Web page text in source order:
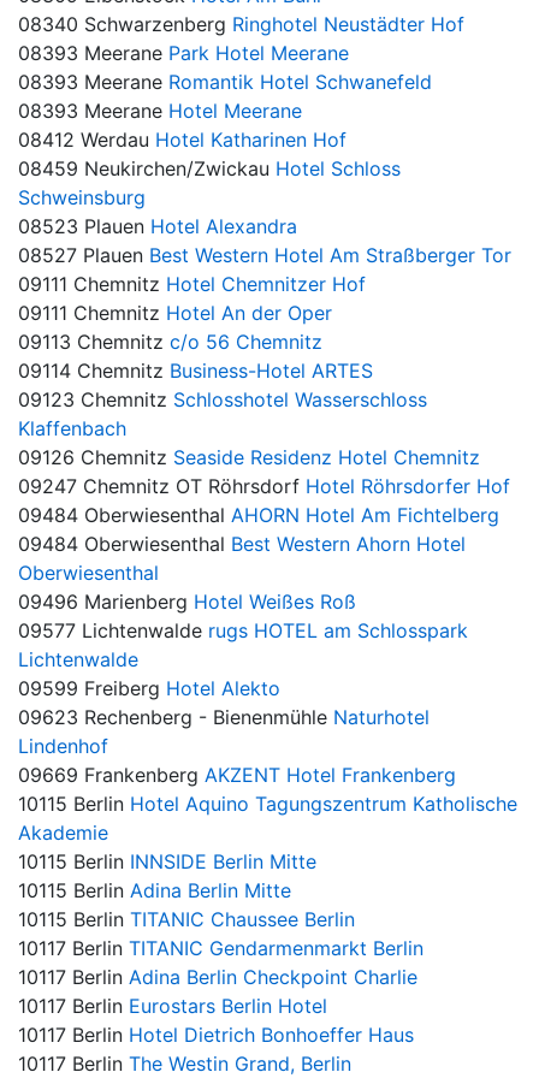
08340 Schwarzenberg Ringhotel Neustädter Hof
08393 Meerane Park Hotel Meerane
08393 Meerane Romantik Hotel Schwanefeld
08393 Meerane Hotel Meerane
08412 Werdau Hotel Katharinen Hof
08459 Neukirchen/Zwickau Hotel Schloss
Schweinsburg
08523 Plauen Hotel Alexandra
08527 Plauen Best Western Hotel Am Straßberger Tor
09111 Chemnitz Hotel Chemnitzer Hof
09111 Chemnitz Hotel An der Oper
09113 Chemnitz c/o 56 Chemnitz
09114 Chemnitz Business-Hotel ARTES
09123 Chemnitz Schlosshotel Wasserschloss
Klaffenbach
09126 Chemnitz Seaside Residenz Hotel Chemnitz
09247 Chemnitz OT Röhrsdorf Hotel Röhrsdorfer Hof
09484 Oberwiesenthal AHORN Hotel Am Fichtelberg
09484 Oberwiesenthal Best Western Ahorn Hotel
Oberwiesenthal
09496 Marienberg Hotel Weißes Roß
09577 Lichtenwalde rugs HOTEL am Schlosspark
Lichtenwalde
09599 Freiberg Hotel Alekto
09623 Rechenberg - Bienenmühle Naturhotel
Lindenhof
09669 Frankenberg AKZENT Hotel Frankenberg
10115 Berlin Hotel Aquino Tagungszentrum Katholische
Akademie
10115 Berlin INNSIDE Berlin Mitte
10115 Berlin Adina Berlin Mitte
10115 Berlin TITANIC Chaussee Berlin
10117 Berlin TITANIC Gendarmenmarkt Berlin
10117 Berlin Adina Berlin Checkpoint Charlie
10117 Berlin Eurostars Berlin Hotel
10117 Berlin Hotel Dietrich Bonhoeffer Haus
10117 Berlin The Westin Grand, Berlin